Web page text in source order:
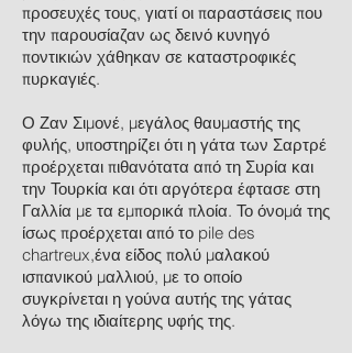
προσευχές τους, γιατί οι παραστάσεις που
την παρουσίαζαν ως δεινό κυνηγό
ποντικιών χάθηκαν σε καταστροφικές
πυρκαγιές.
Ο Ζαν Σιμονέ, μεγάλος θαυμαστής της
φυλής, υποστηρίζει ότι η γάτα των Σαρτρέ
προέρχεται πιθανότατα από τη Συρία και
την Τουρκία και ότι αργότερα έφτασε στη
Γαλλία με τα εμπορικά πλοία. Το όνομά της
ίσως προέρχεται από το pile des
chartreux,ένα είδος πολύ μαλακού
ισπανικού μαλλιού, με το οποίο
συγκρίνεται η γούνα αυτής της γάτας
λόγω της ιδιαίτερης υφής της.